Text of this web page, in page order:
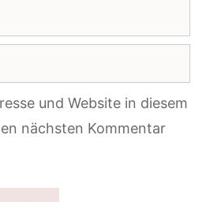
und Website in diesem
nächsten Kommentar